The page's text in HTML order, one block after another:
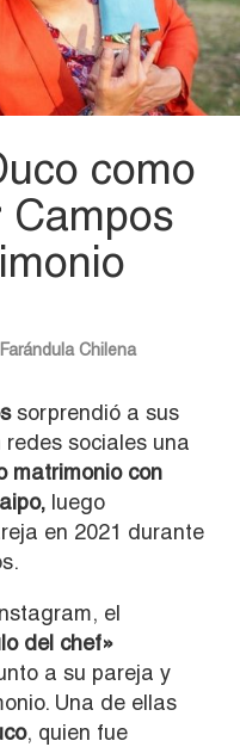
como
Campos
Farándula Chilena
sorprendió a sus
sociales una
matrimonio con
luego
en 2021 durante
el
del chef»
a su pareja y
Una de ellas
, quien fue